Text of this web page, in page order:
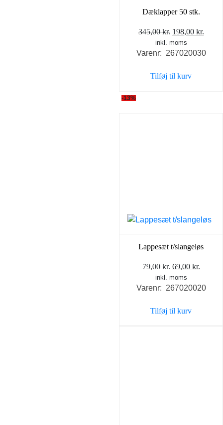
Dæklapper 50 stk.
345,00kr. Den
oprindelige
pris
345,00 kr..
198,00 kr.
pris
inkl. moms
Varenr: 267020030
Tilføj til kurv
-13%
Lappesæt t/slangeløs
79,00kr. Den
oprindelige
pris
79,00 kr..
69,00 kr.
pris
inkl. moms
Varenr: 267020020
Tilføj til kurv